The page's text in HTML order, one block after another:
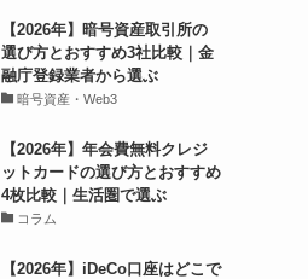
【2026年】暗号資産取引所の
選び方とおすすめ3社比較｜金
融庁登録業者から選ぶ
暗号資産・Web3
【2026年】年会費無料クレジ
ットカードの選び方とおすすめ
4枚比較｜生活圏で選ぶ
コラム
【2026年】iDeCo口座はどこで